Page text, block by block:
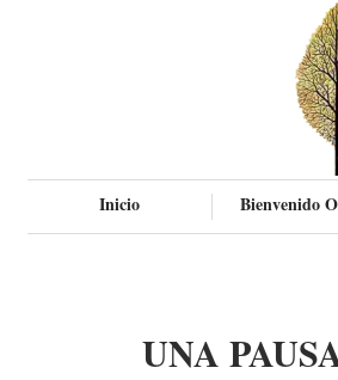
Inicio Bienvenido
UNA